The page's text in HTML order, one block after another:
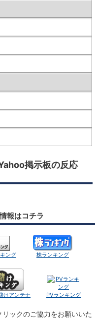
掲示板の反応
報はコチラ
ング 株ランキング
けアンテナ PVランキング
ックのご協力をお願いいた